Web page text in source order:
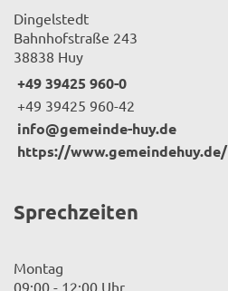
Dingelstedt
Bahnhofstraße 243
38838 Huy
+49 39425 960-0
+49 39425 960-42
info@gemeinde-huy.de
https://www.gemeindehuy.de/
Sprechzeiten
Montag
09:00 - 12:00 Uhr